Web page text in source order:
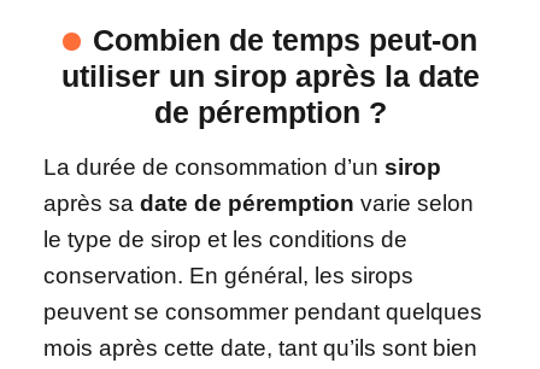
Combien de temps peut-on
utiliser un sirop après la date
de péremption ?
La durée de consommation d’un sirop
après sa date de péremption varie selon
le type de sirop et les conditions de
conservation. En général, les sirops
peuvent se consommer pendant quelques
mois après cette date, tant qu’ils sont bien